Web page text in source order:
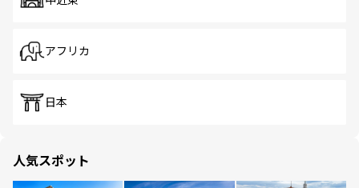
アフリカ
日本
人気スポット